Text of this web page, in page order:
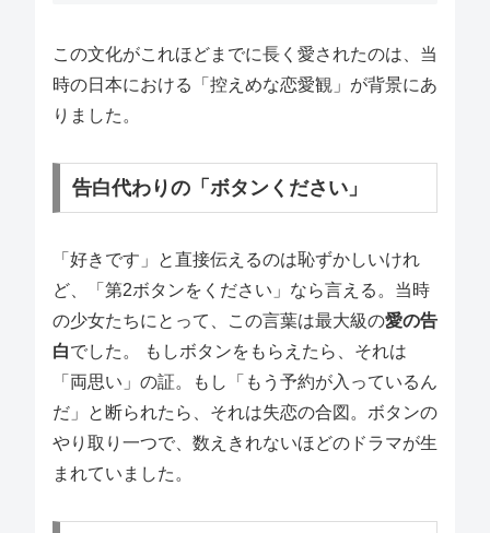
この文化がこれほどまでに長く愛されたのは、当
時の日本における「控えめな恋愛観」が背景にあ
りました。
告白代わりの「ボタンください」
「好きです」と直接伝えるのは恥ずかしいけれ
ど、「第2ボタンをください」なら言える。当時
の少女たちにとって、この言葉は最大級の愛の告
白でした。 もしボタンをもらえたら、それは
「両思い」の証。もし「もう予約が入っているん
だ」と断られたら、それは失恋の合図。ボタンの
やり取り一つで、数えきれないほどのドラマが生
まれていました。